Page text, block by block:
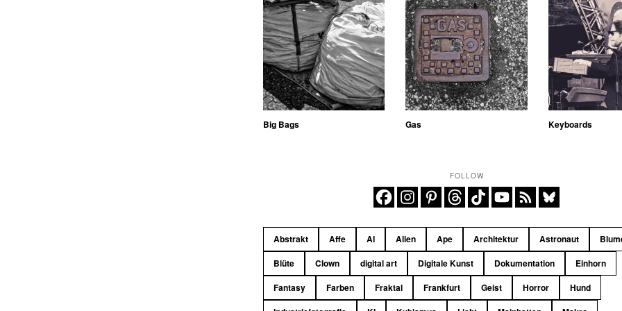
Big Bags Gas Keyboards
FOLLOW
Abstrakt Affe AI Alien Ape Architektur Astronaut
Blüte
Clown digital art Digitale Kunst Dokumentation
Einhorn
Fantasy
Farben Fraktal Frankfurt Geist Horror
Hund